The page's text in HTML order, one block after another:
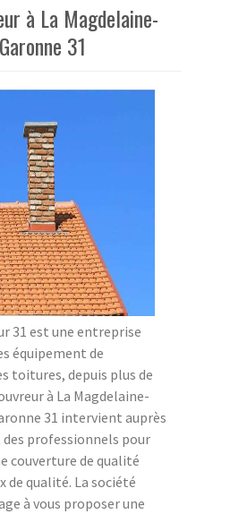
à La Magdelaine-
31
31 est une entreprise
équipement de
toitures, depuis plus de
à La Magdelaine-
31 intervient auprès
professionnels pour
couverture de qualité
de qualité. La société
à vous proposer une